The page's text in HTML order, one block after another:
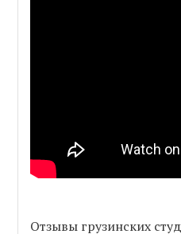
Отзывы грузинских